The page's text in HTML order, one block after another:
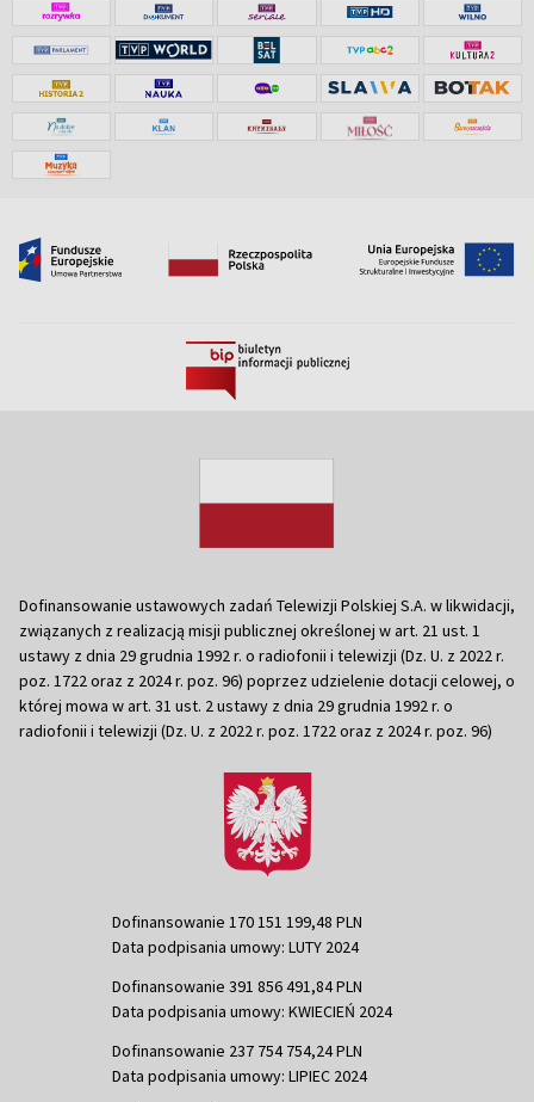
Dofinansowanie ustawowych zadań Telewizji Polskiej S.A. w likwidacji,
związanych z realizacją misji publicznej określonej w art. 21 ust. 1
ustawy z dnia 29 grudnia 1992 r. o radiofonii i telewizji (Dz. U. z 2022 r.
poz. 1722 oraz z 2024 r. poz. 96) poprzez udzielenie dotacji celowej, o
której mowa w art. 31 ust. 2 ustawy z dnia 29 grudnia 1992 r. o
radiofonii i telewizji (Dz. U. z 2022 r. poz. 1722 oraz z 2024 r. poz. 96)
Dofinansowanie 170 151 199,48 PLN
Data podpisania umowy: LUTY 2024
Dofinansowanie 391 856 491,84 PLN
Data podpisania umowy: KWIECIEŃ 2024
Dofinansowanie 237 754 754,24 PLN
Data podpisania umowy: LIPIEC 2024